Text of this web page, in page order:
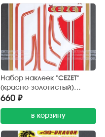
Набор наклеек "CEZET"
(красно-золотистый)
370х380 мм. (10 шт.)
660 ₽
в корзину